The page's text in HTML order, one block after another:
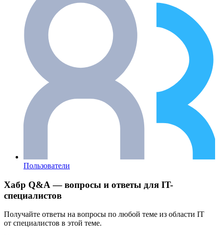
Пользователи
Хабр Q&A — вопросы и ответы для IT-
специалистов
Получайте ответы на вопросы по любой теме из области IT
от специалистов в этой теме.